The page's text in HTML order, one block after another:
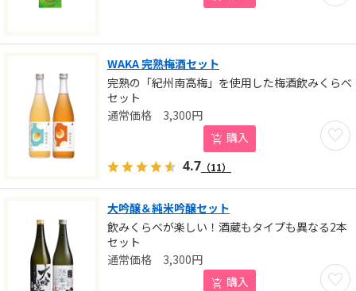
WAKA 完熟梅酒セット
完熟の「紀州南高梅」を使用した梅酒飲みくらべ
セット
お気
3,300円
購入
4.7 （11）
大吟醸＆純米吟醸セット
飲みくらべが楽しい！酒蔵もタイプも異なる2本
セット
お気
3,300円
購入